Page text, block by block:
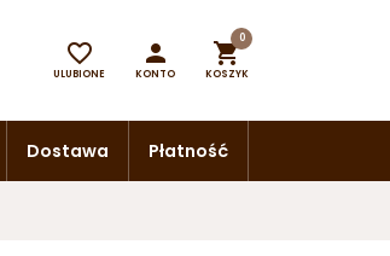

ULUBIONE

KONTO

0
KOSZYK
Dostawa Płatność